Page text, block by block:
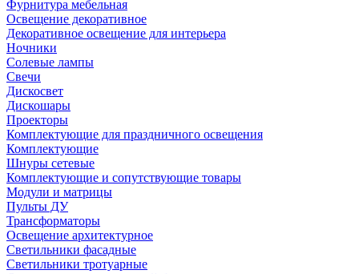
Фурнитура мебельная
Освещение декоративное
Декоративное освещение для интерьера
Ночники
Солевые лампы
Свечи
Дискосвет
Дискошары
Проекторы
Комплектующие для праздничного освещения
Комплектующие
Шнуры сетевые
Комплектующие и сопутствующие товары
Модули и матрицы
Пульты ДУ
Трансформаторы
Освещение архитектурное
Светильники фасадные
Светильники тротуарные